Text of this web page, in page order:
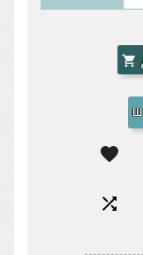


